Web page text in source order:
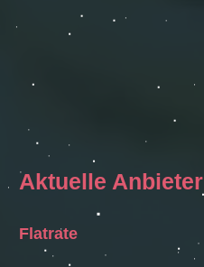
Aktuelle Anbieter
Flatrate